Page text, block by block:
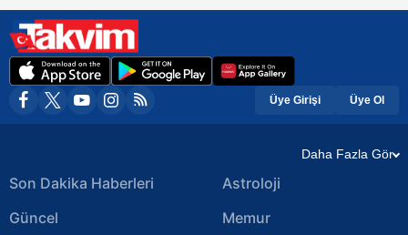
Üye Girişi Üye Ol
Daha Fazla Gör
Son Dakika Haberleri
Güncel
Astroloji
Memur